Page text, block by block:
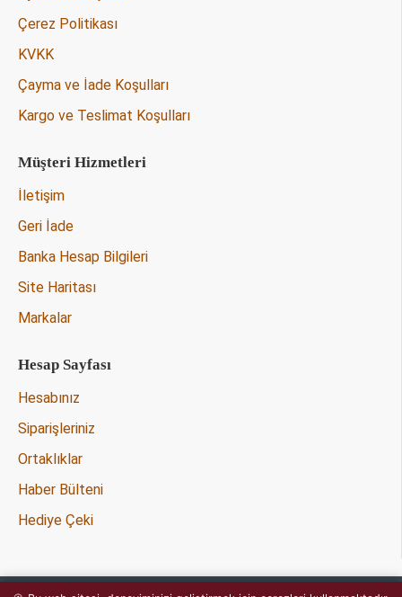
Çerez Politikası
KVKK
Çayma ve İade Koşulları
Kargo ve Teslimat Koşulları
Müşteri Hizmetleri
İletişim
Geri İade
Banka Hesap Bilgileri
Site Haritası
Markalar
Hesap Sayfası
Hesabınız
Siparişleriniz
Ortaklıklar
Haber Bülteni
Hediye Çeki